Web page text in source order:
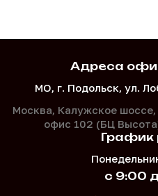
Адреса
МО, г. Подольск, ул.
Москва, Калужское
офис 102 (БЦ
График
с 9:00